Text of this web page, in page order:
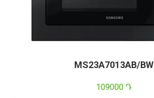
MS23A7013AB/BW
109000 Դ